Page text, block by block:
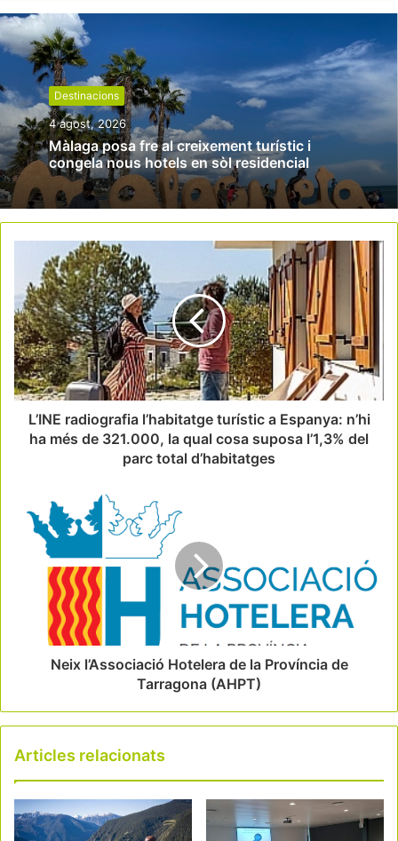
Destinacions
4 agost, 2026
Màlaga posa fre al creixement turístic i
congela nous hotels en sòl residencial
L’INE radiografia l’habitatge turístic a Espanya: n’hi
ha més de 321.000, la qual cosa suposa l’1,3% del
parc total d’habitatges
Neix l’Associació Hotelera de la Província de
Tarragona (AHPT)
Articles relacionats